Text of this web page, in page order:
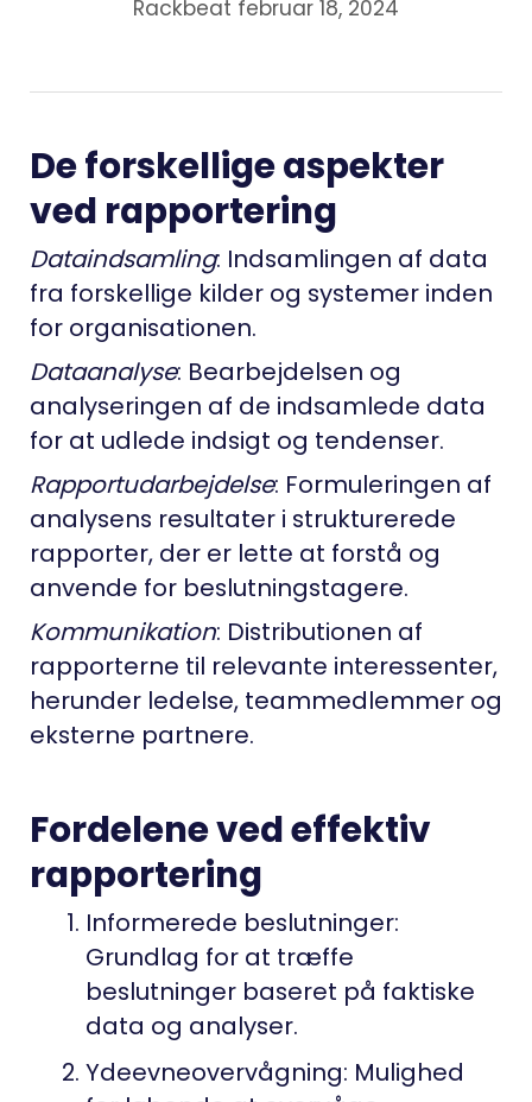
Rackbeat februar 18, 2024
De forskellige aspekter
ved rapportering
Dataindsamling: Indsamlingen af data
fra forskellige kilder og systemer inden
for organisationen.
Dataanalyse: Bearbejdelsen og
analyseringen af de indsamlede data
for at udlede indsigt og tendenser.
Rapportudarbejdelse: Formuleringen af
analysens resultater i strukturerede
rapporter, der er lette at forstå og
anvende for beslutningstagere.
Kommunikation: Distributionen af
rapporterne til relevante interessenter,
herunder ledelse, teammedlemmer og
eksterne partnere.
Fordelene ved effektiv
rapportering
Informerede beslutninger:
Grundlag for at træffe
beslutninger baseret på faktiske
data og analyser.
Ydeevneovervågning: Mulighed